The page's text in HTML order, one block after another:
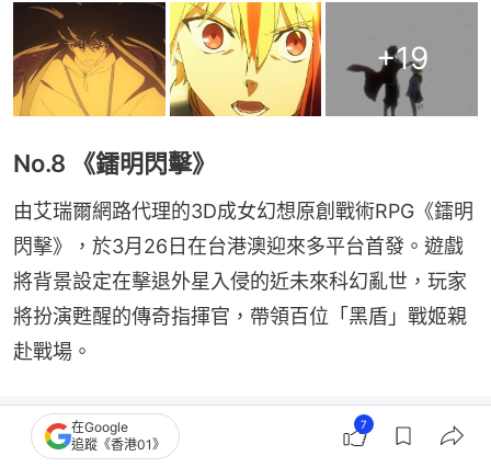
+19
No.8 《鐳明閃擊》
由艾瑞爾網路代理的3D成女幻想原創戰術RPG《鐳明
閃擊》，於3月26日在台港澳迎來多平台首發。遊戲
將背景設定在擊退外星入侵的近未來科幻亂世，玩家
將扮演甦醒的傳奇指揮官，帶領百位「黑盾」戰姬親
赴戰場。
在Google
追蹤《香港01》
7